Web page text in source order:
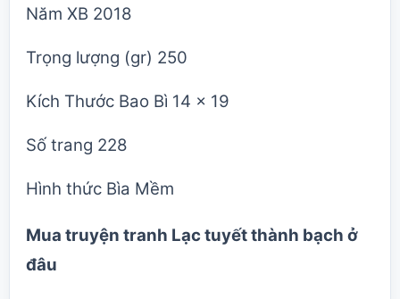
Năm XB 2018
Trọng lượng (gr) 250
Kích Thước Bao Bì 14 x 19
Số trang 228
Hình thức Bìa Mềm
Mua truyện tranh Lạc tuyết thành bạch ở
đâu